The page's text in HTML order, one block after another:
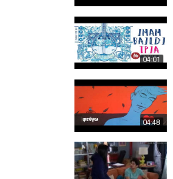
04:01
04:48